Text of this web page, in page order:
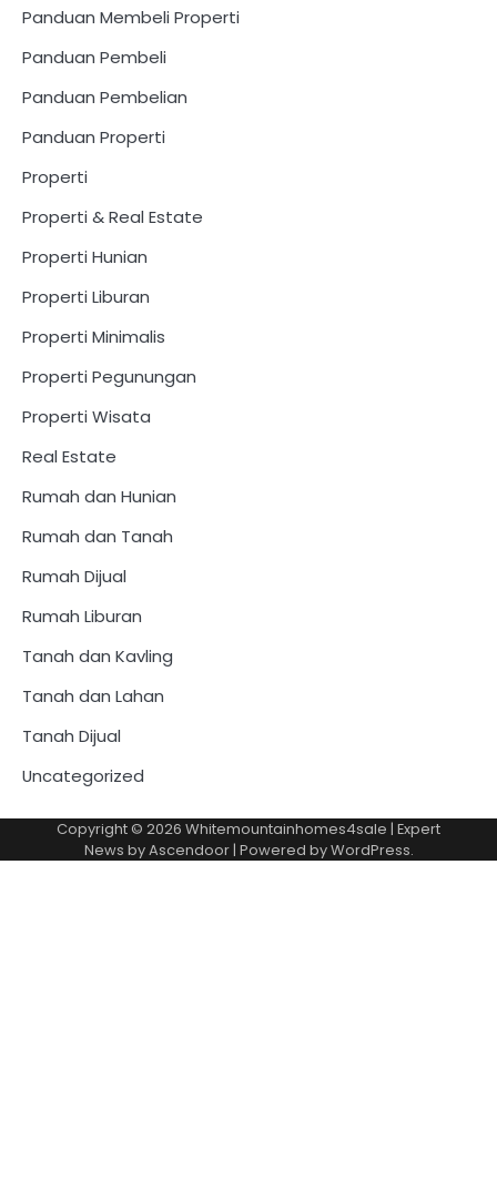
Panduan Membeli Properti
Panduan Pembeli
Panduan Pembelian
Panduan Properti
Properti
Properti & Real Estate
Properti Hunian
Properti Liburan
Properti Minimalis
Properti Pegunungan
Properti Wisata
Real Estate
Rumah dan Hunian
Rumah dan Tanah
Rumah Dijual
Rumah Liburan
Tanah dan Kavling
Tanah dan Lahan
Tanah Dijual
Uncategorized
Copyright © 2026 Whitemountainhomes4sale | Expert
News byAscendoor| Powered byWordPress.